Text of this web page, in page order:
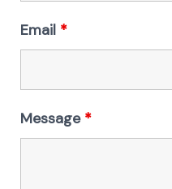
Email *
Message *